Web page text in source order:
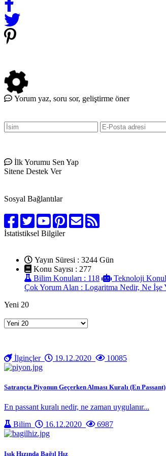
Yorum yaz, soru sor, geliştirme öner
İlk Yorumu Sen Yap
Sitene Destek Ver
Sosyal Bağlantılar
İstatistiksel Bilgiler
Yayın Süresi : 3244 Gün
Konu Sayısı : 277
Bilim Konuları : 118
Teknoloji
Çok Yorum Alan : Logaritma Nedir, Ne İşe
Yeni 20
İlginçler 19.12.2020 10085
Satrançta Piyonun Geçerken Alması Kuralı (En Passant)
En passant kuralı nedir, ne zaman uygulanır...
Bilim
16.12.2020 6987
Işık Hızında Bağıl Hız